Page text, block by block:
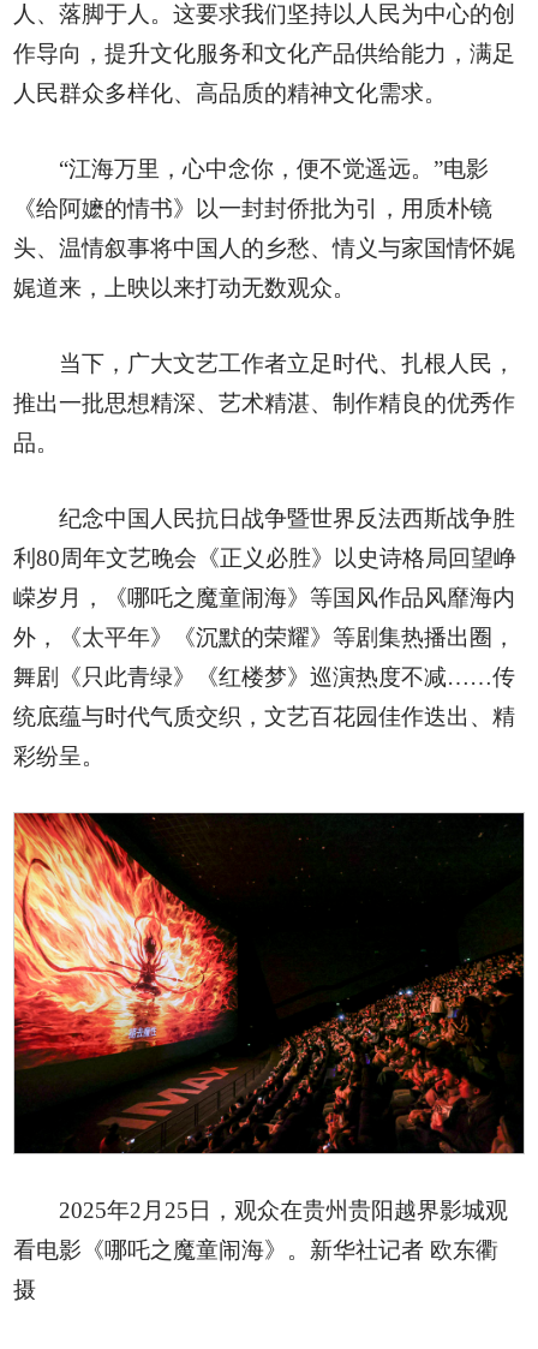
人、落脚于人。这要求我们坚持以人民为中心的创
作导向，提升文化服务和文化产品供给能力，满足
人民群众多样化、高品质的精神文化需求。
“江海万里，心中念你，便不觉遥远。”电影
《给阿嬷的情书》以一封封侨批为引，用质朴镜
头、温情叙事将中国人的乡愁、情义与家国情怀娓
娓道来，上映以来打动无数观众。
当下，广大文艺工作者立足时代、扎根人民，
推出一批思想精深、艺术精湛、制作精良的优秀作
品。
纪念中国人民抗日战争暨世界反法西斯战争胜
利80周年文艺晚会《正义必胜》以史诗格局回望峥
嵘岁月，《哪吒之魔童闹海》等国风作品风靡海内
外，《太平年》《沉默的荣耀》等剧集热播出圈，
舞剧《只此青绿》《红楼梦》巡演热度不减……传
统底蕴与时代气质交织，文艺百花园佳作迭出、精
彩纷呈。
2025年2月25日，观众在贵州贵阳越界影城观
看电影《哪吒之魔童闹海》。新华社记者 欧东衢
摄